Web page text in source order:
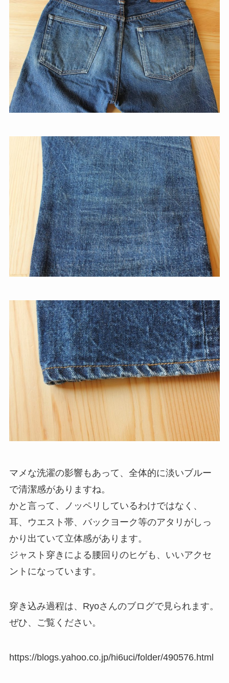
マメな洗濯の影響もあって、全体的に淡いブルー
で清潔感がありますね。
かと言って、ノッペリしているわけではなく、
耳、ウエスト帯、バックヨーク等のアタリがしっ
かり出ていて立体感があります。
ジャスト穿きによる腰回りのヒゲも、いいアクセ
ントになっています。
穿き込み過程は、Ryoさんのブログで見られます。
ぜひ、ご覧ください。
https://blogs.yahoo.co.jp/hi6uci/folder/490576.html